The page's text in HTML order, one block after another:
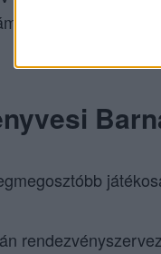
konfliktust